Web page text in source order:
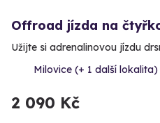
Offroad jízda na
Užijte si adrenalinovou jízdu
Milovice (+ 1 další lokalita)
2 090 Kč